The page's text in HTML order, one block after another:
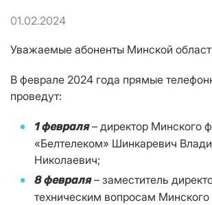
01.02.2024
Уважаемые абоненты Минской
В феврале 2024 года прямые
проведут:
1 февраля – директор Минского
«Белтелеком» Шинкаревич
Николаевич;
8 февраля– заместитель
техническим вопросам